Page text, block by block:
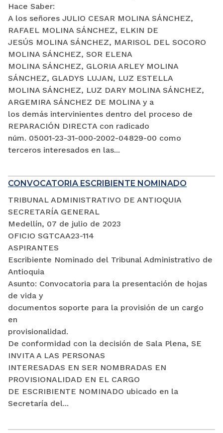
Hace Saber:
A los señores JULIO CESAR MOLINA SÁNCHEZ,
RAFAEL MOLINA SÁNCHEZ, ELKIN DE
JESÚS MOLINA SÁNCHEZ, MARISOL DEL SOCORO
MOLINA SÁNCHEZ, SOR ELENA
MOLINA SÁNCHEZ, GLORIA ARLEY MOLINA
SÁNCHEZ, GLADYS LUJAN, LUZ ESTELLA
MOLINA SÁNCHEZ, LUZ DARY MOLINA SÁNCHEZ,
ARGEMIRA SÁNCHEZ DE MOLINA y a
los demás intervinientes dentro del proceso de
REPARACIÓN DIRECTA con radicado
núm. 05001-23-31-000-2002-04829-00 como
terceros interesados en las...
CONVOCATORIA ESCRIBIENTE NOMINADO
TRIBUNAL ADMINISTRATIVO DE ANTIOQUIA
SECRETARÍA GENERAL
Medellín, 07 de julio de 2023
OFICIO SGTCAA23-114
ASPIRANTES
Escribiente Nominado del Tribunal Administrativo de
Antioquia
Asunto: Convocatoria para la presentación de hojas
de vida y
documentos soporte para la provisión de un cargo
en
provisionalidad.
De conformidad con la decisión de Sala Plena, SE
INVITA A LAS PERSONAS
INTERESADAS EN SER NOMBRADAS EN
PROVISIONALIDAD EN EL CARGO
DE ESCRIBIENTE NOMINADO ubicado en la
Secretaría del...